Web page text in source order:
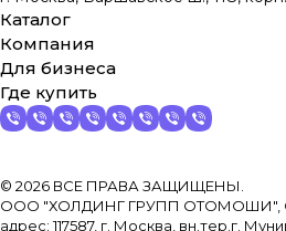
Каталог
Компания
Для бизнеса
Где купить
© 2026 ВСЕ ПРАВА ЗАЩИЩЕНЫ.
ООО "ХОЛДИНГ ГРУПП ОТОМОШИ",
адрес: 117587, г. Москва, вн.тер.г.